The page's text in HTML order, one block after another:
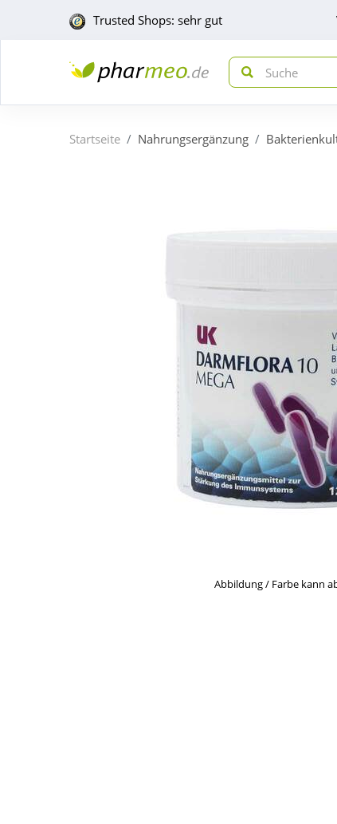
Trusted Shops: sehr gut
Startseite Nahrungsergänzung
Abbildung / Farbe kann